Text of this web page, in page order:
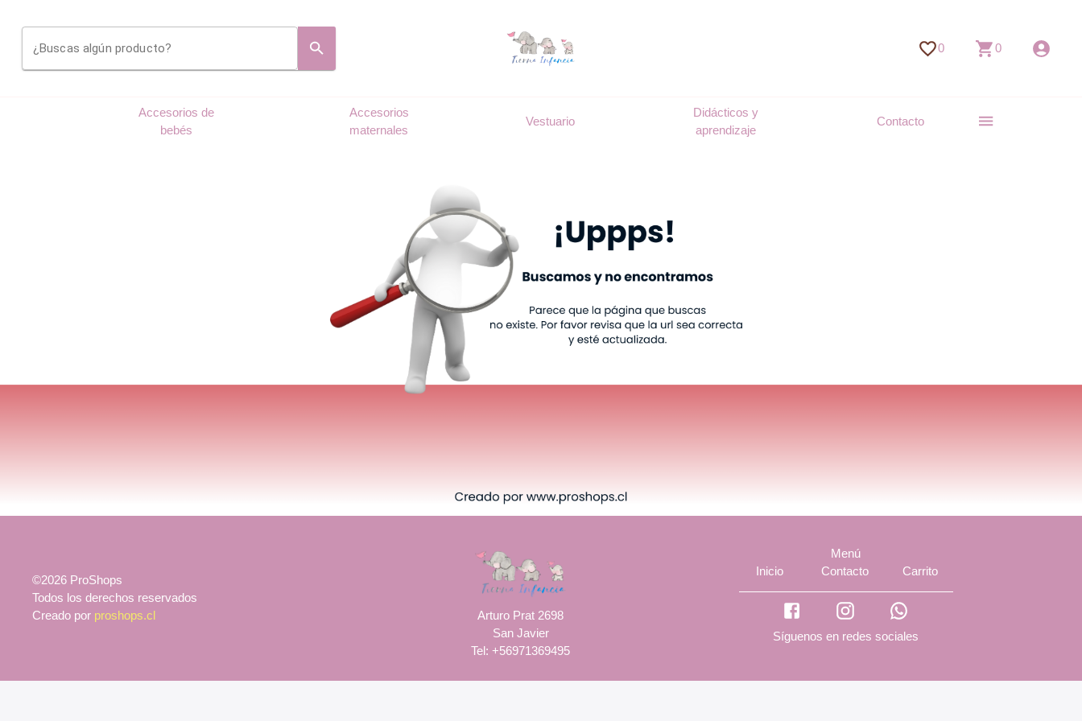
¿Buscas algún producto? 0 0
Accesorios de
bebés
Accesorios
maternales
Vestuario
Didácticos y
aprendizaje
Contacto
©2026 ProShops
Todos los derechos reservados
Creado por proshops.cl
Arturo Prat 2698
San Javier
Tel: +56971369495
Menú
Inicio
Contacto Carrito
Síguenos en redes sociales